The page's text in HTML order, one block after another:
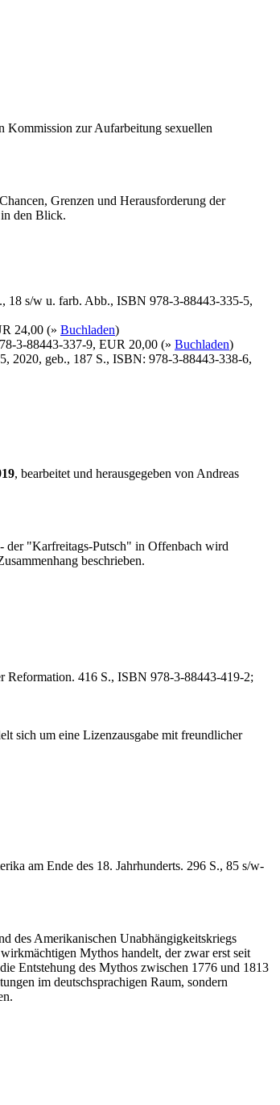
Kommission zur Aufarbeitung sexuellen
Grenzen und Herausforderung der
den Blick.
18 s/w u. farb. Abb., ISBN 978-3-88443-335-5,
24,00 (» Buchladen)
3-88443-337-9, EUR 20,00 (» Buchladen)
2020, geb., 187 S., ISBN: 978-3-88443-338-6,
, bearbeitet und herausgegeben von Andreas
der "Karfreitags-Putsch" in Offenbach wird
beschrieben.
Reformation. 416 S., ISBN 978-3-88443-419-2;
sich um eine Lizenzausgabe mit freundlicher
am Ende des 18. Jahrhunderts. 296 S., 85 s/w-
des Amerikanischen Unabhängigkeitskriegs
Mythos handelt, der zwar erst seit
Entstehung des Mythos zwischen 1776 und 1813
im deutschsprachigen Raum, sondern